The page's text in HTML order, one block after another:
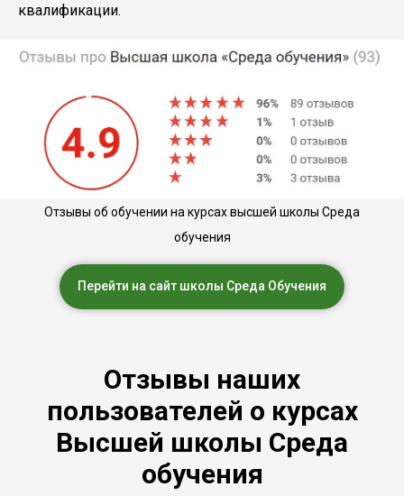
квалификации.
Отзывы об обучении на курсах высшей школы Среда
обучения
Перейти на сайт школы Среда Обучения
Отзывы наших
пользователей о курсах
Высшей школы Среда
обучения